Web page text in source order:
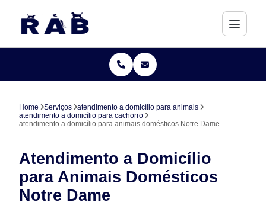
Home Serviços
atendimento a domicílio para animais
atendimento a domicílio para cachorro
atendimento a domicílio para animais domésticos Notre Dame
Atendimento a Domicílio
para Animais Domésticos
Notre Dame